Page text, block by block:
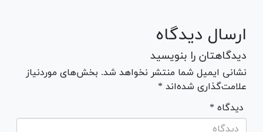
ارسال دیدگاه
دیدگاهتان را بنویسید
نشانی ایمیل شما منتشر نخواهد شد. بخش‌های موردنیاز
علامت‌گذاری شده‌اند *
* دیدگاه